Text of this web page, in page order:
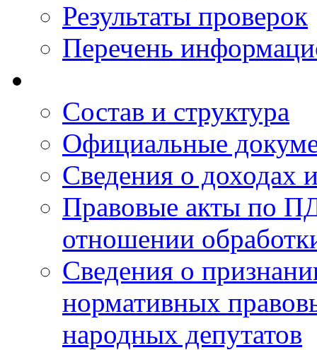
Результаты проверок
Перечень
Состав и структура
Официальные
Сведения о доходах
Правовые акты по
отношении
Сведения о
нормативных
народных депутатов